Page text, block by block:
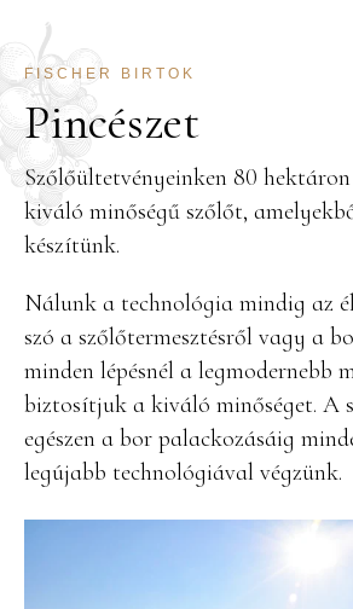
FISCHER BIRTOK
Pincészet
Szőlőültetvényeinken 80
kiváló minőségű szőlőt,
készítünk.
Nálunk a technológia mindig az
szó a szőlőtermesztésről vagy a
minden lépésnél a legmodernebb
biztosítjuk a kiváló minőséget. A
egészen a bor palackozásáig
legújabb technológiával végzünk.